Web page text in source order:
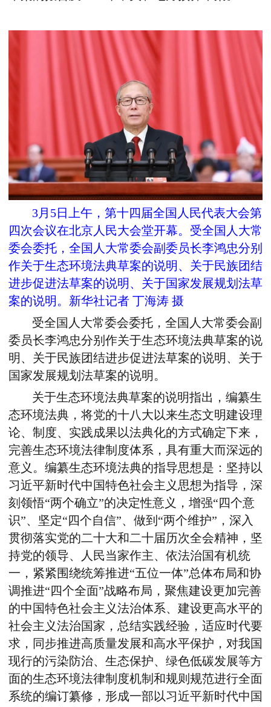
3月5日上午，第十四届全国人民代表大会第
四次会议在北京人民大会堂开幕。受全国人大常
委会委托，全国人大常委会副委员长李鸿忠分别
作关于生态环境法典草案的说明、关于民族团结
进步促进法草案的说明、关于国家发展规划法草
案的说明。新华社记者 丁海涛 摄
受全国人大常委会委托，全国人大常委会副
委员长李鸿忠分别作关于生态环境法典草案的说
明、关于民族团结进步促进法草案的说明、关于
国家发展规划法草案的说明。
关于生态环境法典草案的说明指出，编纂生
态环境法典，将党的十八大以来生态文明建设理
论、制度、实践成果以法典化的方式确定下来，
完善生态环境法律制度体系，具有重大而深远的
意义。编纂生态环境法典的指导思想是：坚持以
习近平新时代中国特色社会主义思想为指导，深
刻领悟“两个确立”的决定性意义，增强“四个意
识”、坚定“四个自信”、做到“两个维护”，深入
贯彻落实党的二十大和二十届历次全会精神，坚
持党的领导、人民当家作主、依法治国有机统
一，紧紧围绕统筹推进“五位一体”总体布局和协
调推进“四个全面”战略布局，聚焦建设更加完善
的中国特色社会主义法治体系、建设更高水平的
社会主义法治国家，总结实践经验，适应时代要
求，同步推进高质量发展和高水平保护，对我国
现行的污染防治、生态保护、绿色低碳发展等方
面的生态环境法律制度机制和规则规范进行全面
系统的编订纂修，形成一部以习近平新时代中国